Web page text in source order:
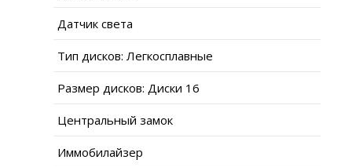
Датчик света
Тип дисков: Легкосплавные
Размер дисков: Диски 16
Центральный замок
Иммобилайзер